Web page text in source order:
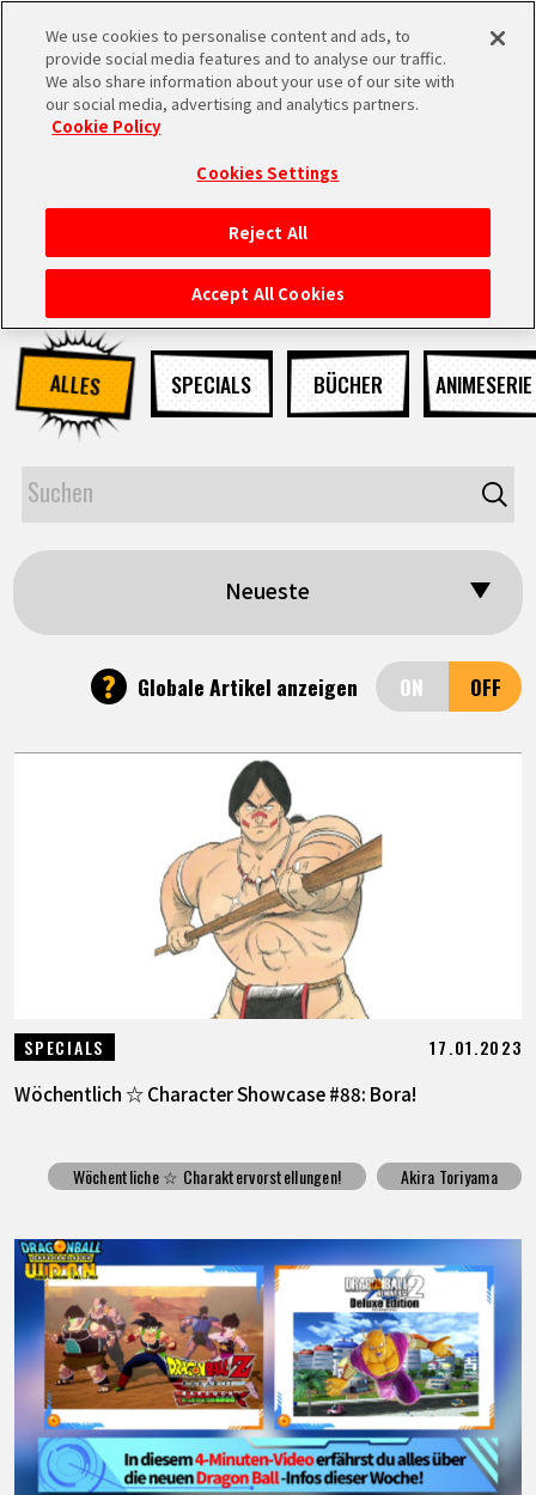
MEN
STARTSEITE
NEUES
HIGHLIGHTS
VIDEOS
SPECIALS
DE
NEUES
ALLES SPECIALS BÜCHER ANIMESERIE
Neueste
? Globale Artikel anzeigen
SPECIALS 17.01.2023
Wöchentlich ☆ Character Showcase #88: Bora!
Wöchentliche ☆ Charaktervorstellungen! Akira Toriyama
We use cookies to personalise content and ads, to
provide social media features and to analyse our traffic.
We also share information about your use of our site with
our social media, advertising and analytics partners.
Cookie Policy
Cookies Settings
Reject All
Accept All Cookies